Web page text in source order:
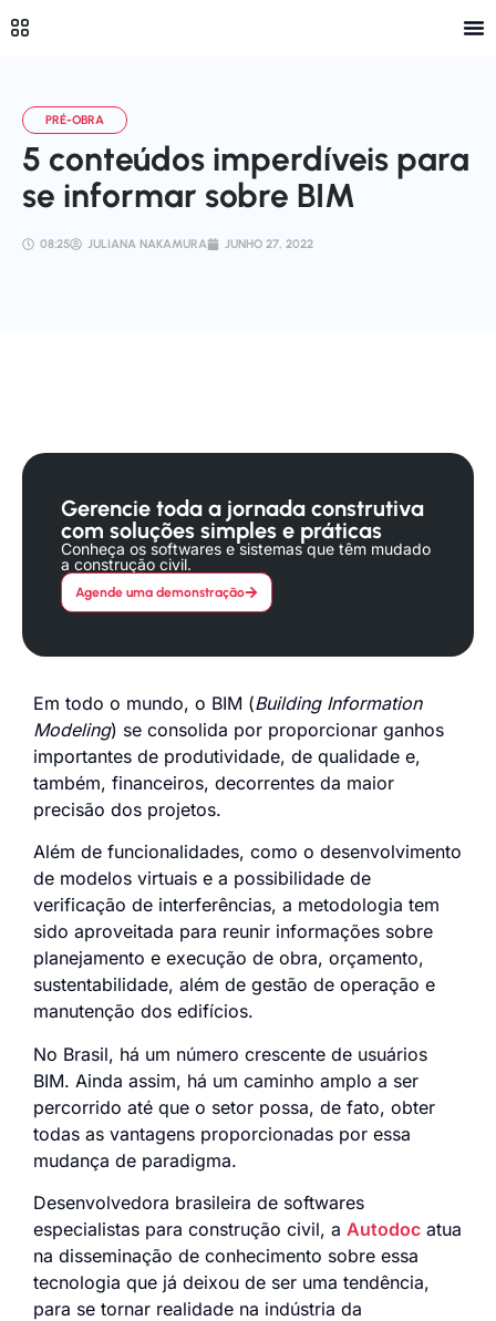
5 conteúdos imperdíveis para
se informar sobre BIM
08:25 JULIANA NAKAMURA JUNHO 27, 2022
Gerencie toda a jornada construtiva
com soluções simples e práticas
Conheça os softwares e sistemas que têm mudado
a construção civil.
Agende uma demonstração
Em todo o mundo, o BIM (Building Information
Modeling) se consolida por proporcionar ganhos
importantes de produtividade, de qualidade e,
também, financeiros, decorrentes da maior
precisão dos projetos.
Além de funcionalidades, como o desenvolvimento
de modelos virtuais e a possibilidade de
verificação de interferências, a metodologia tem
sido aproveitada para reunir informações sobre
planejamento e execução de obra, orçamento,
sustentabilidade, além de gestão de operação e
manutenção dos edifícios.
No Brasil, há um número crescente de usuários
BIM. Ainda assim, há um caminho amplo a ser
percorrido até que o setor possa, de fato, obter
todas as vantagens proporcionadas por essa
mudança de paradigma.
Desenvolvedora brasileira de softwares
especialistas para construção civil, a Autodoc atua
na disseminação de conhecimento sobre essa
tecnologia que já deixou de ser uma tendência,
para se tornar realidade na indústria da